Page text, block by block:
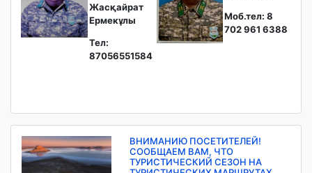
Жасқайрат
Ермекұлы
Тел:
87056551584
Моб.тел: 8
702 961 6388
ВНИМАНИЮ ПОСЕТИТЕЛЕЙ!
СООБЩАЕМ ВАМ, ЧТО
ТУРИСТИЧЕСКИЙ СЕЗОН НА